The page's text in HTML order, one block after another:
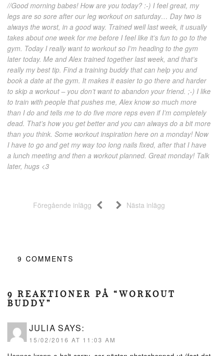
//Good morning babes! How are you today? :-) I feel great, my
legs are so sore after our leg workout on saturday… Day two is
always the worst, in a good way. Trained well last week, it usually
takes about one week for me before I feel like it’s fun to go to the
gym. Today I really want to workout so I’m heading to the gym
later today. Me and Alex trained together last week, and that’s
really my best tip. Find a training buddy that can help you and
book a date at the gym. It makes it easier to go there and harder
to skip a workout – you don’t want to abandon your friend. ;-) I like
to train with people that pushes me, Alex know so much more
than I do and tells me to do five more reps even if I’m completely
dead. That’s how you get better and you can always do a bit more
than you think. Some workout inspiration here on a monday! Now
I have to go and get my way too long nails fixed, after that I have
a lunch meeting and then a workout planned. Great monday! Talk
later, hugs <3
Föregående inlägg Nästa inlägg
9 COMMENTS
9 REAKTIONER PÅ “WORKOUT
BUDDY”
JULIA SAYS:
15/02/2016 AT 11:03 AM